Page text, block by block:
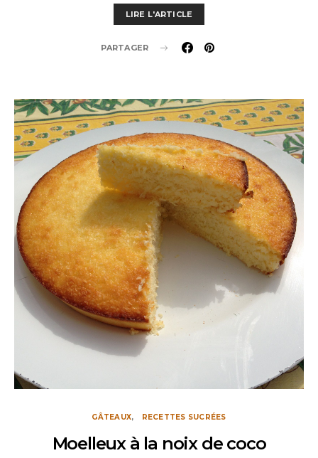
LIRE L'ARTICLE
PARTAGER
GÂTEAUX RECETTES SUCRÉES
Moelleux à la noix de coco